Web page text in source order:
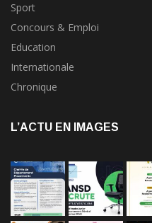
Sport
Concours & Emploi
Education
Internationale
Chronique
L’ACTU EN IMAGES